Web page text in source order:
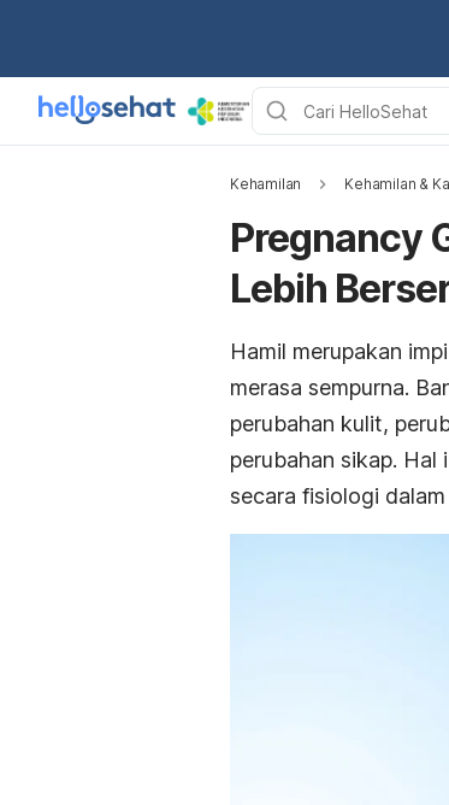
Kehamilan Kehamilan &
Pregnancy
Lebih
Hamil merupakan
merasa sempurna.
perubahan kulit,
perubahan sikap.
secara fisiologi